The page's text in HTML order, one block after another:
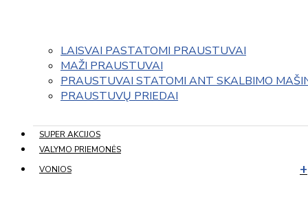
LAISVAI PASTATOMI PRAUSTUVAI
MAŽI PRAUSTUVAI
PRAUSTUVAI STATOMI ANT SKALBIMO
PRAUSTUVŲ PRIEDAI
SUPER AKCIJOS
VALYMO PRIEMONĖS
VONIOS